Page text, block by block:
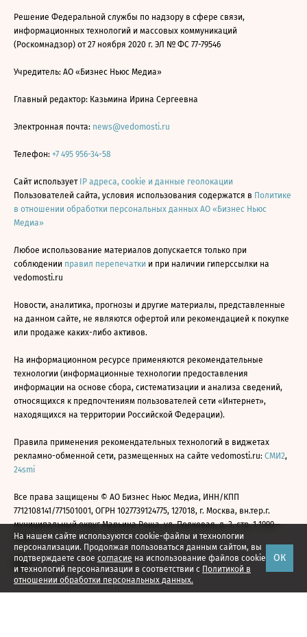
На нашем сайте используются cookie-файлы и технологии
персонализации. Продолжая пользоваться данным сайтом, вы
подтверждаете свое согласие на использование файлов cookie
и технологий персонализации в соответствии с Политикой в
отношении обработки персональных данных.
ОК
Решение Федеральной службы по надзору в сфере связи,
информационных технологий и массовых коммуникаций
(Роскомнадзор) от 27 ноября 2020 г. ЭЛ № ФС 77-79546
Учредитель: АО «Бизнес Ньюс Медиа»
Главный редактор: Казьмина Ирина Сергеевна
Электронная почта: news@vedomosti.ru
Телефон: +7 495 956-34-58
Сайт использует IP адреса, cookie и данные геолокации
Пользователей сайта, условия использования содержатся в Политике
в отношении обработки персональных данных АО «Бизнес Ньюс
Медиа»
Любое использование материалов допускается только при
соблюдении правил перепечатки и при наличии гиперссылки на
vedomosti.ru
Новости, аналитика, прогнозы и другие материалы, представленные
на данном сайте, не являются офертой или рекомендацией к покупке
или продаже каких-либо активов.
На информационном ресурсе применяются рекомендательные
технологии (информационные технологии предоставления
информации на основе сбора, систематизации и анализа сведений,
относящихся к предпочтениям пользователей сети «Интернет»,
находящихся на территории Российской Федерации).
Правила применения рекомендательных технологий в виджетах
рекламно-обменной сети, размещенных на сайте vedomosti.ru: СМИ2,
24smi
Все права защищены © АО Бизнес Ньюс Медиа, ИНН/КПП
7712108141/771501001, ОГРН 1027739124775, 127018, г. Москва, вн.тер.г.
муниципальный округ Марьина Роща, ул. Полковая, д. 3, стр. 1 1999—
2026